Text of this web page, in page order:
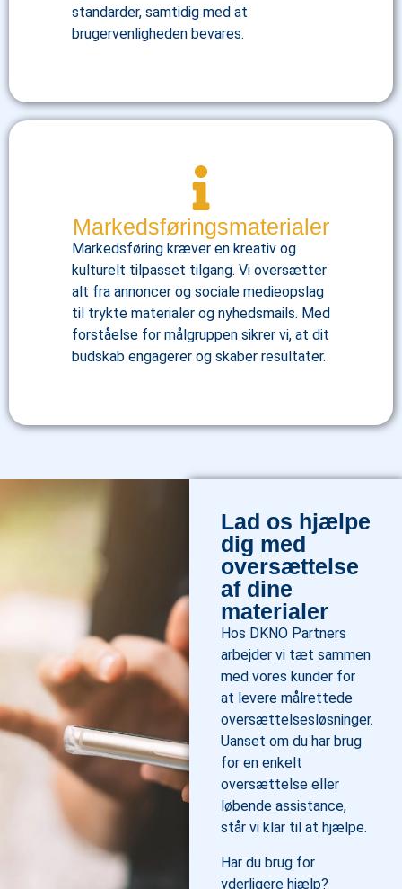
standarder, samtidig med at
brugervenligheden bevares.
Markedsføringsmaterialer
Markedsføring kræver en kreativ og
kulturelt tilpasset tilgang. Vi oversætter
alt fra annoncer og sociale medieopslag
til trykte materialer og nyhedsmails. Med
forståelse for målgruppen sikrer vi, at dit
budskab engagerer og skaber resultater.
Lad os hjælpe
dig med
oversættelse
af dine
materialer
Hos DKNO Partners
arbejder vi tæt sammen
med vores kunder for
at levere målrettede
oversættelsesløsninger.
Uanset om du har brug
for en enkelt
oversættelse eller
løbende assistance,
står vi klar til at hjælpe.
Har du brug for
yderligere hjælp?